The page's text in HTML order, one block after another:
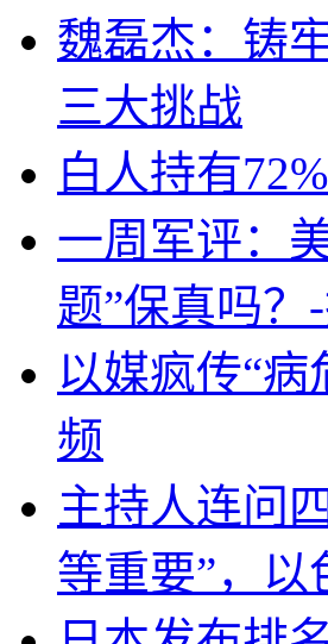
魏磊杰：铸
三大挑战
白人持有
一周军评：
题”保真吗？
以媒疯传“
频
主持人连问
等重要”，